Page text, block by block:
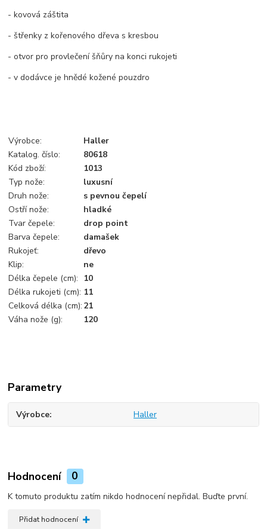
- kovová záštita
- štřenky z kořenového dřeva s kresbou
- otvor pro provlečení šňůry na konci rukojeti
- v dodávce je hnědé kožené pouzdro
Výrobce:
Haller
Katalog. číslo:
80618
Kód zboží:
1013
Typ nože:
luxusní
Druh nože:
s pevnou čepelí
Ostří nože:
hladké
Tvar čepele:
drop point
Barva čepele:
damašek
Rukojeť:
dřevo
Klip:
ne
Délka čepele (cm):
10
Délka rukojeti (cm): 11
Celková délka (cm): 21
Váha nože (g):
120
Parametry
Výrobce Haller
Hodnocení 0
K tomuto produktu zatím nikdo hodnocení nepřidal. Buďte první.
Přidat hodnocení